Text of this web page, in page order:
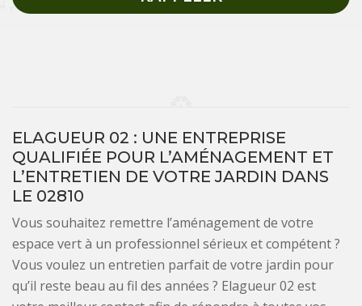
ELAGUEUR 02 : UNE ENTREPRISE
QUALIFIÉE POUR L’AMÉNAGEMENT ET
L’ENTRETIEN DE VOTRE JARDIN DANS
LE 02810
Vous souhaitez remettre l’aménagement de votre
espace vert à un professionnel sérieux et compétent ?
Vous voulez un entretien parfait de votre jardin pour
qu’il reste beau au fil des années ? Elagueur 02 est